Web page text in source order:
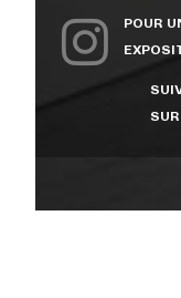
POUR